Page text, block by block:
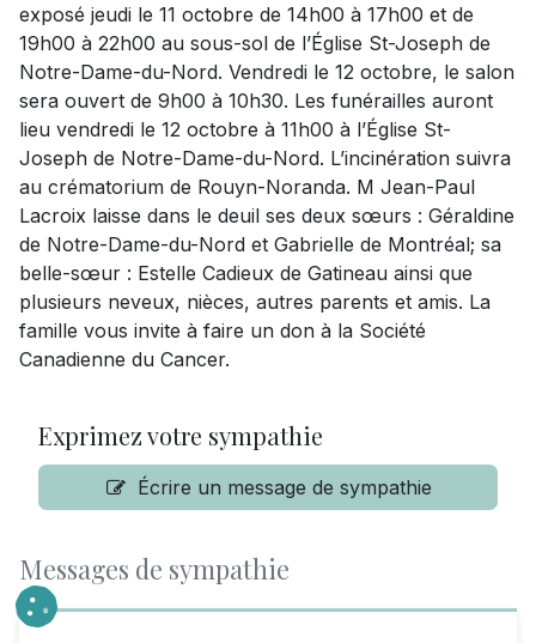
exposé jeudi le 11 octobre de 14h00 à 17h00 et de
19h00 à 22h00 au sous-sol de l’Église St-Joseph de
Notre-Dame-du-Nord. Vendredi le 12 octobre, le salon
sera ouvert de 9h00 à 10h30. Les funérailles auront
lieu vendredi le 12 octobre à 11h00 à l’Église St-
Joseph de Notre-Dame-du-Nord. L’incinération suivra
au crématorium de Rouyn-Noranda. M Jean-Paul
Lacroix laisse dans le deuil ses deux sœurs : Géraldine
de Notre-Dame-du-Nord et Gabrielle de Montréal; sa
belle-sœur : Estelle Cadieux de Gatineau ainsi que
plusieurs neveux, nièces, autres parents et amis. La
famille vous invite à faire un don à la Société
Canadienne du Cancer.
Exprimez votre sympathie
Écrire un message de sympathie
Messages de sympathie